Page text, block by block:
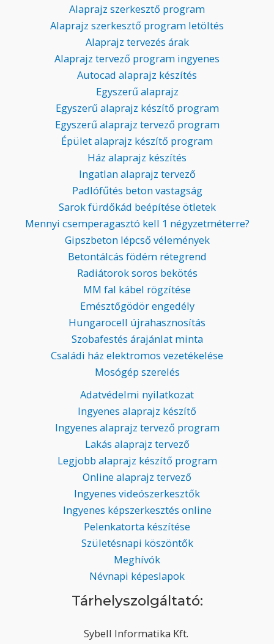
Alaprajz szerkesztő program
Alaprajz szerkesztő program letöltés
Alaprajz tervezés árak
Alaprajz tervező program ingyenes
Autocad alaprajz készítés
Egyszerű alaprajz
Egyszerű alaprajz készítő program
Egyszerű alaprajz tervező program
Épület alaprajz készítő program
Ház alaprajz készítés
Ingatlan alaprajz tervező
Padlófűtés beton vastagság
Sarok fürdőkád beépítése ötletek
Mennyi csemperagasztó kell 1 négyzetméterre?
Gipszbeton lépcső vélemények
Betontálcás födém rétegrend
Radiátorok soros bekötés
MM fal kábel rögzítése
Emésztőgödör engedély
Hungarocell újrahasznosítás
Szobafestés árajánlat minta
Családi ház elektromos vezetékelése
Mosógép szerelés
Adatvédelmi nyilatkozat
Ingyenes alaprajz készítő
Ingyenes alaprajz tervező program
Lakás alaprajz tervező
Legjobb alaprajz készítő program
Online alaprajz tervező
Ingyenes videószerkesztők
Ingyenes képszerkesztés online
Pelenkatorta készítése
Születésnapi köszöntők
Meghívók
Névnapi képeslapok
Tárhelyszolgáltató:
Sybell Informatika Kft.